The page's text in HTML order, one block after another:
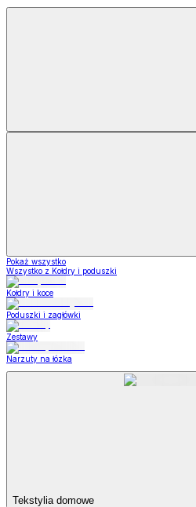
Pokaż wszystko
Wszystko z Kołdry i poduszki
Kołdry i koce
Poduszki i zagłówki
Zestawy
Narzuty na łózka
Tekstylia domowe